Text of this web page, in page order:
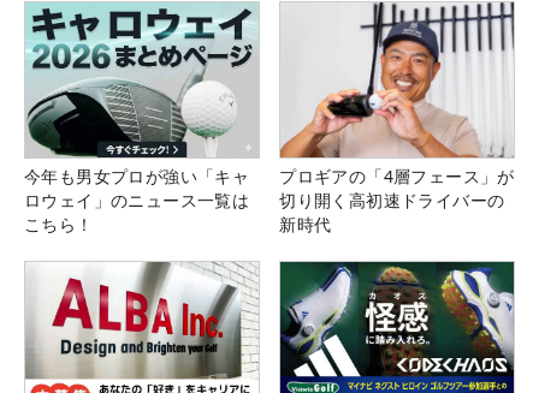
今年も男女プロが強い「キャ
ロウェイ」のニュース一覧は
こちら！
プロギアの「4層フェース」が
切り開く高初速ドライバーの
新時代